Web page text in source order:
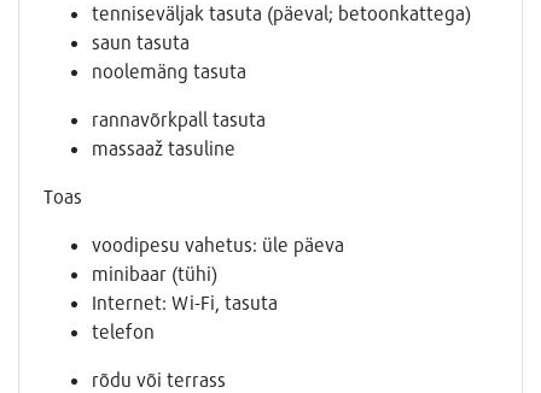
tenniseväljak tasuta (päeval; betoonkattega)
saun tasuta
noolemäng tasuta
rannavõrkpall tasuta
massaaž tasuline
Toas
voodipesu vahetus: üle päeva
minibaar (tühi)
Internet: Wi-Fi, tasuta
telefon
rõdu või terrass